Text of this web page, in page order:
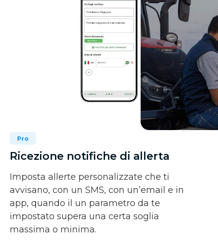
Pro
Ricezione notifiche di allerta
Imposta allerte personalizzate che ti
avvisano, con un SMS, con un’email e in
app, quando il un parametro da te
impostato supera una certa soglia
massima o minima.